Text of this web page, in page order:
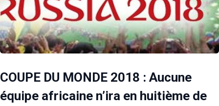
COUPE DU MONDE 2018 : Aucune
équipe africaine n’ira en huitième de